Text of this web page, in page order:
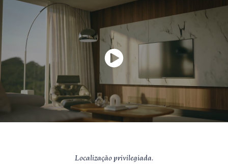
Localização privilegiada.